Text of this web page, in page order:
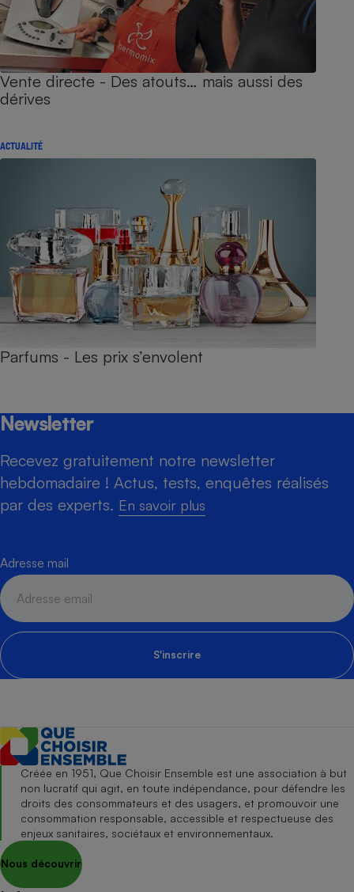
Vente directe - Des atouts… mais aussi des
dérives
ACTUALITÉ
Parfums - Les prix s’envolent
Newsletter
Recevez gratuitement notre newsletter
hebdomadaire ! Actus, tests, enquêtes réalisés
par des experts. En savoir plus
Adresse mail
S'inscrire
Créée en 1951, Que Choisir Ensemble est une association à but
non lucratif qui agit, en toute indépendance, pour défendre les
droits des consommateurs et des usagers, et promouvoir une
consommation responsable, accessible et respectueuse des
enjeux sanitaires, sociétaux et environnementaux.
Nous découvrir